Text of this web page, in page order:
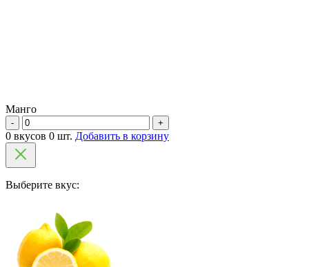
Манго
- +
0 вкусов 0 шт. Добавить в корзину
Выберите вкус: